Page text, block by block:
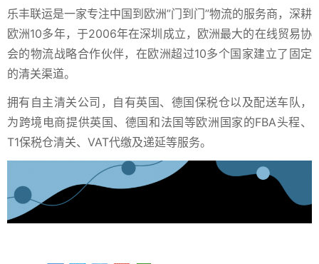
乐丰联运是一家专注中国到欧洲”门到门”物流的服务商，深耕
欧洲10多年，于2006年在深圳成立，欧洲最大的在线贸易协
会的物流战略合作伙伴，在欧洲超过10多个国家建立了固定
的清关渠道。
拥有自主清关公司，自有英国、德国保税仓以及配送车队，
为跨境电商提供英国、德国和法国等欧洲国家的FBA头程、
T1保税仓清关、VAT代缴及递延等服务。